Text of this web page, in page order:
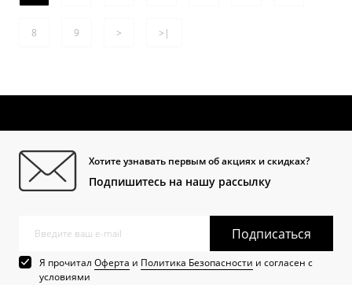
8 9 > >|
Хотите узнавать первым об акциях и скидках?
Подпишитесь на нашу рассылку
Подписаться
Я прочитал Оферта и Политика Безопасности и согласен с
условиями